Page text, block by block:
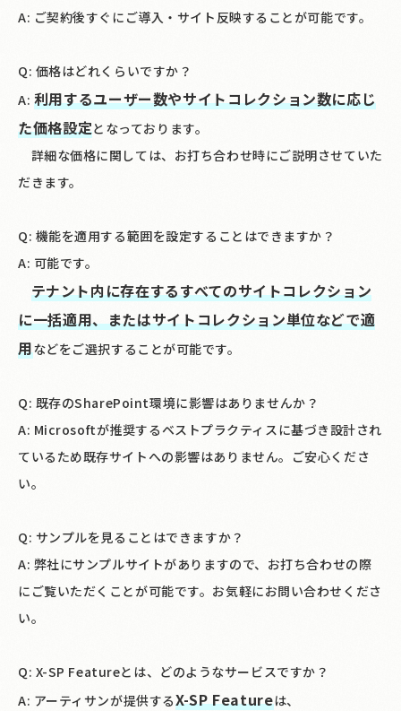
A: ご契約後すぐにご導入・サイト反映することが可能です。
Q: 価格はどれくらいですか？
A: 利用するユーザー数やサイトコレクション数に応じ
た価格設定となっております。
詳細な価格に関しては、お打ち合わせ時にご説明させていた
だきます。
Q: 機能を適用する範囲を設定することはできますか？
A: 可能です。
テナント内に存在するすべてのサイトコレクション
に一括適用、またはサイトコレクション単位などで適
用などをご選択することが可能です。
Q: 既存のSharePoint環境に影響はありませんか？
A: Microsoftが推奨するベストプラクティスに基づき設計され
ているため既存サイトへの影響はありません。ご安心くださ
い。
Q: サンプルを見ることはできますか？
A: 弊社にサンプルサイトがありますので、お打ち合わせの際
にご覧いただくことが可能です。お気軽にお問い合わせくださ
い。
Q: X-SP Featureとは、どのようなサービスですか？
A: アーティサンが提供するX-SP Featureは、